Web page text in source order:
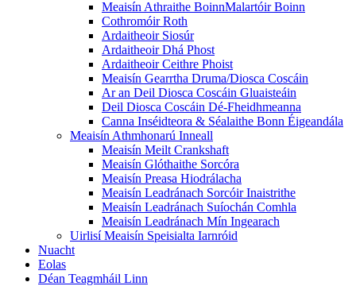
Meaisín Athraithe BoinnMalartóir Boinn
Cothromóir Roth
Ardaitheoir Siosúr
Ardaitheoir Dhá Phost
Ardaitheoir Ceithre Phoist
Meaisín Gearrtha Druma/Diosca Coscáin
Ar an Deil Diosca Coscáin Gluaisteáin
Deil Diosca Coscáin Dé-Fheidhmeanna
Canna Inséidteora & Séalaithe Bonn Éigeandála
Meaisín Athmhonarú Inneall
Meaisín Meilt Crankshaft
Meaisín Glóthaithe Sorcóra
Meaisín Preasa Hiodrálacha
Meaisín Leadránach Sorcóir Inaistrithe
Meaisín Leadránach Suíochán Comhla
Meaisín Leadránach Mín Ingearach
Uirlisí Meaisín Speisialta Iarnróid
Nuacht
Eolas
Déan Teagmháil Linn